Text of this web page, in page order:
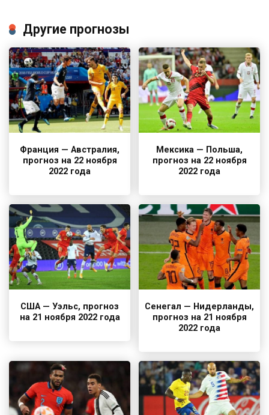
Другие прогнозы
Франция — Австралия,
прогноз на 22 ноября
2022 года
Мексика — Польша,
прогноз на 22 ноября
2022 года
США — Уэльс, прогноз
на 21 ноября 2022 года
Сенегал — Нидерланды,
прогноз на 21 ноября
2022 года